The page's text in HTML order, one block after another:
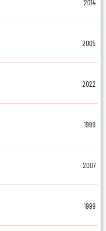
2014
2005
2022
1999
2007
1999